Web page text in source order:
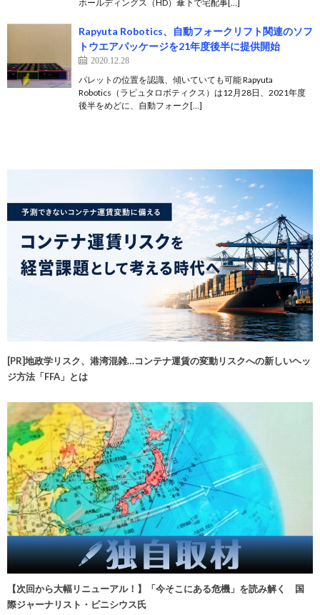
ホールディングス（HD）傘下で宅配事[…]
Rapyuta Robotics、自動フォークリフト関連のソフ
トウエアパッケージを21年度後半に提供開始
2020.12.28
パレットの位置を認識、傾いていても可能 Rapyuta
Robotics（ラピュタロボティクス）は12月28日、2021年度
後半をめどに、自動フォーク[…]
[PR]地政学リスク、港湾混雑…コンテナ運賃の変動リスクへの新しいヘッ
ジ方法「FFA」とは
【次回から大幅リニューアル！】「今そこにある危機」を読み解く 国
際ジャーナリスト・ビニシウス氏